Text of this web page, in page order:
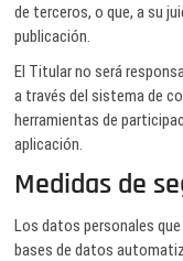
de terceros, o que, a su
publicación.
El Titular no será
a través del sistema de
herramientas de
aplicación.
Medidas de
Los datos personales
bases de datos